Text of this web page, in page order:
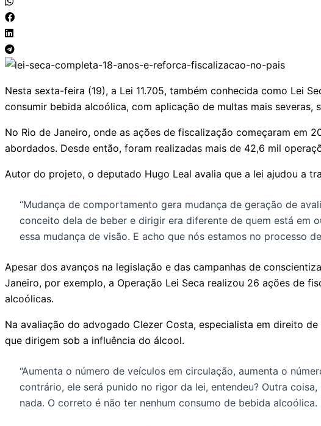
Nesta sexta-feira (19), a Lei 11.705, também conhecida como Lei
consumir bebida alcoólica, com aplicação de multas mais
No Rio de Janeiro, onde as ações de fiscalização começaram em
abordados. Desde então, foram realizadas mais de 42,6 mil
Autor do projeto, o deputado Hugo Leal avalia que a lei ajudou a
“Mudança de comportamento gera mudança de geração de
conceito dela de beber e dirigir era diferente de quem está em
essa mudança de visão. E acho que nós estamos no processo
Apesar dos avanços na legislação e das campanhas de
Janeiro, por exemplo, a Operação Lei Seca realizou 26 ações de
alcoólicas.
Na avaliação do advogado Clezer Costa, especialista em direito
que dirigem sob a influência do álcool.
“Aumenta o número de veículos em circulação, aumenta o
contrário, ele será punido no rigor da lei, entendeu? Outra
nada. O correto é não ter nenhum consumo de bebida